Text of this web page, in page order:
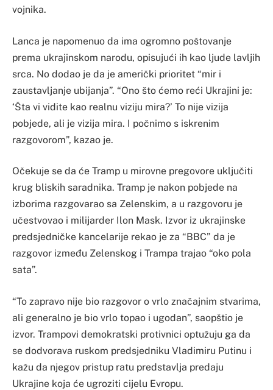
vojnika.
Lanca je napomenuo da ima ogromno poštovanje
prema ukrajinskom narodu, opisujući ih kao ljude lavljih
srca. No dodao je da je američki prioritet “mir i
zaustavljanje ubijanja”. “Ono što ćemo reći Ukrajini je:
‘Šta vi vidite kao realnu viziju mira?’ To nije vizija
pobjede, ali je vizija mira. I počnimo s iskrenim
razgovorom”, kazao je.
Očekuje se da će Tramp u mirovne pregovore uključiti
krug bliskih saradnika. Tramp je nakon pobjede na
izborima razgovarao sa Zelenskim, a u razgovoru je
učestvovao i milijarder Ilon Mask. Izvor iz ukrajinske
predsjedničke kancelarije rekao je za “BBC” da je
razgovor između Zelenskog i Trampa trajao “oko pola
sata”.
“To zapravo nije bio razgovor o vrlo značajnim stvarima,
ali generalno je bio vrlo topao i ugodan”, saopštio je
izvor. Trampovi demokratski protivnici optužuju ga da
se dodvorava ruskom predsjedniku Vladimiru Putinu i
kažu da njegov pristup ratu predstavlja predaju
Ukrajine koja će ugroziti cijelu Evropu.